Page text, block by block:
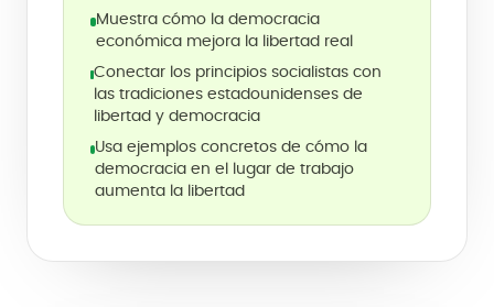
Muestra cómo la democracia
económica mejora la libertad real
Conectar los principios socialistas con
las tradiciones estadounidenses de
libertad y democracia
Usa ejemplos concretos de cómo la
democracia en el lugar de trabajo
aumenta la libertad